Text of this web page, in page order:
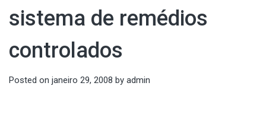
sistema de remédios
controlados
Posted on janeiro 29, 2008 by admin